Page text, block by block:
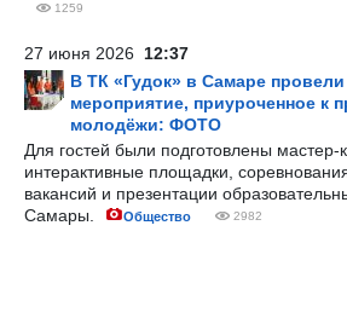
1259
27 июня 2026 12:37
В ТК «Гудок» в Самаре
мероприятие, приуроченное к
молодёжи: ФОТО
Для гостей были подготовлены мастер-
интерактивные площадки,
вакансий и презентации
Самары.
Общество 2982